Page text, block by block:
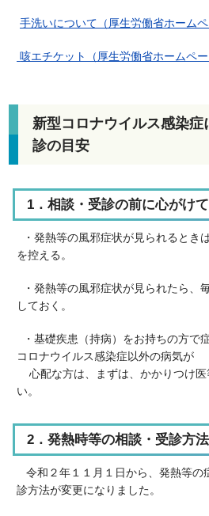
手洗いについて（厚生労働省ホームペ
咳エチケット（厚生労働省ホームペー
新型コロナウイルス感染
診の目安
1．相談・受診の前に心がけ
・発熱等の風邪症状が見られるとき
を控える。
・発熱等の風邪症状が見られたら、
しておく。
・基礎疾患（持病）をお持ちの方で
コロナウイルス感染症以外の病気が
心配な方は、まずは、かかりつけ医
い。
2．発熱時等の相談・受診方
令和２年１１月１日から、発熱等の
診方法が変更になりました。